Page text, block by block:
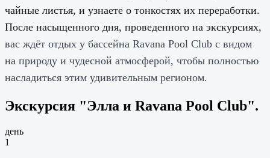
чайные листья, и узнаете о тонкостях их переработки.
После насыщенного дня, проведенного на экскурсиях,
вас ждёт отдых у бассейна Ravana Pool Club с видом
на природу и чудесной атмосферой, чтобы полностью
насладиться этим удивительным регионом.
Экскурсия "Элла и Ravana Pool Club".
день
1